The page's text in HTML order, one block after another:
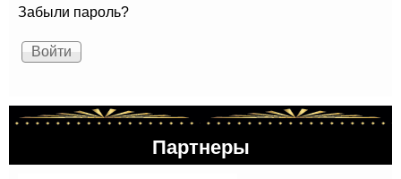
Забыли пароль?
Партнеры